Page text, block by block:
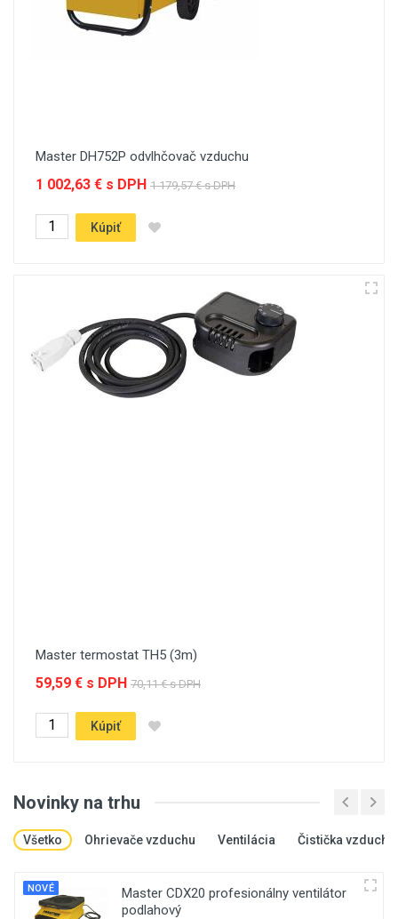
Master DH752P odvlhčovač vzduchu
1 002,63 € s DPH 1 179,57 € s DPH
Kúpiť
Master termostat TH5 (3m)
59,59 € s DPH 70,11 € s DPH
Kúpiť
Novinky na trhu
Všetko Ohrievače vzduchu Ventilácia Čistička vzduchu
NOVÉ
Master CDX20 profesionálny ventilátor
podlahový